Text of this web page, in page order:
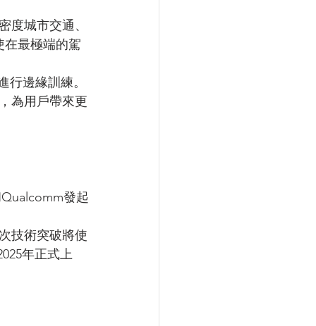
度城市交通、
在最極端的駕
邊緣訓練。
為用戶帶來更
發起
技術突破將使
年正式上